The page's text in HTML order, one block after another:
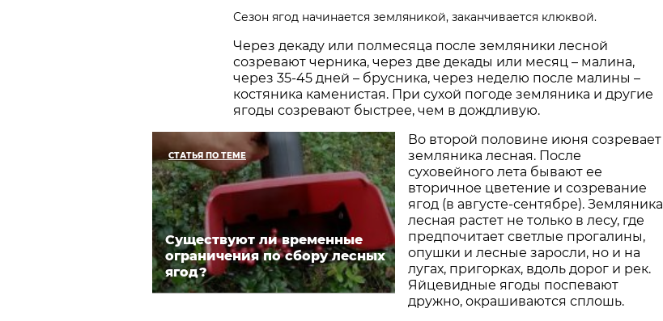
Сезон ягод начинается земляникой, заканчивается клюквой.
Через декаду или полмесяца после земляники лесной
созревают черника, через две декады или месяц – малина,
через 35-45 дней – брусника, через неделю после малины –
костяника каменистая. При сухой погоде земляника и другие
ягоды созревают быстрее, чем в дождливую.
СТАТЬЯ ПО ТЕМЕ
Существуют ли временные
ограничения по сбору лесных
ягод?
Во второй половине июня созревает
земляника лесная. После
суховейного лета бывают ее
вторичное цветение и созревание
ягод (в августе-сентябре). Земляника
лесная растет не только в лесу, где
предпочитает светлые прогалины,
опушки и лесные заросли, но и на
лугах, пригорках, вдоль дорог и рек.
Яйцевидные ягоды поспевают
дружно, окрашиваются сплошь.